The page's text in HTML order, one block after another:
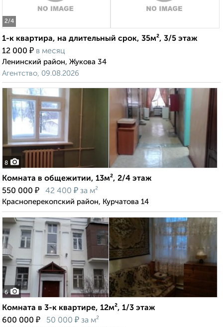
2/4
1-к квартира, на длительный срок, 35м², 3/5 этаж
12 000 ₽ в месяц
Ленинский район, Жукова 34
Агентство, 09.08.2026
8
Комната в общежитии, 13м², 2/4 этаж
550 000 ₽ 42 400 ₽ за м²
Красноперекопский район, Курчатова 14
6
Комната в 3-к квартире, 12м², 1/3 этаж
600 000 ₽ 50 000 ₽ за м²